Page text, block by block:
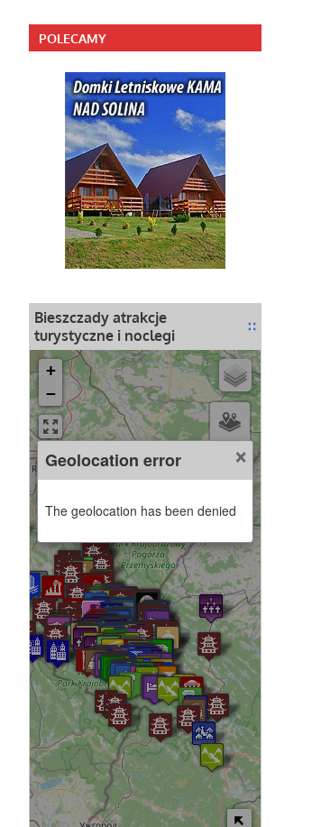
POLECAMY
Bieszczady atrakcje
turystyczne i noclegi
+
−
×
Geolocation error
The geolocation has been denied